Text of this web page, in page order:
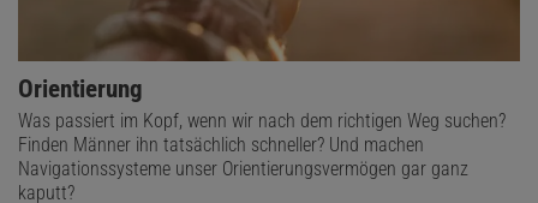
Orientierung
Was passiert im Kopf, wenn wir nach dem richtigen Weg suchen?
Finden Männer ihn tatsächlich schneller? Und machen
Navigationssysteme unser Orientierungsvermögen gar ganz
kaputt?